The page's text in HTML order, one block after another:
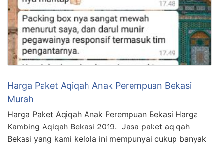
Harga Paket Aqiqah Anak Perempuan Bekasi
Murah
Harga Paket Aqiqah Anak Perempuan Bekasi Harga
Kambing Aqiqah Bekasi 2019. Jasa paket aqiqah
Bekasi yang kami kelola ini mempunyai cukup banyak